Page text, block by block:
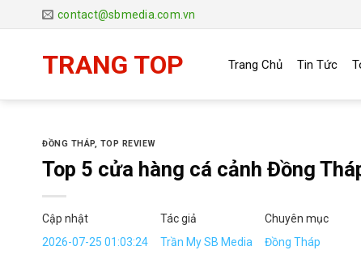
đến
contact@sbmedia.com.vn
TRANG TOP Trang Chủ Tin Tức
ĐỒNG THÁP, TOP REVIEW
Top 5 cửa hàng cá cảnh Đồng
Cập nhật
2026-07-25 01:03:24
Tác giả
Trần My SB Media
Chuyên mục
Đồng Tháp